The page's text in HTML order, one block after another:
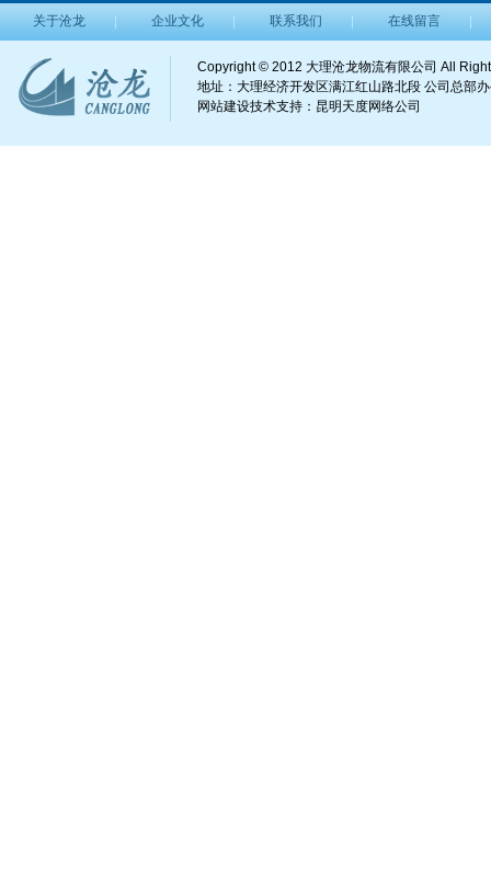
关于沧龙 企业文化 联系我们 在线留言
Copyright © 2012 大理沧龙物流有限公司 All
地址：大理经济开发区满江红山路北段 公司总部
网站建设技术支持： 昆明天度网络公司